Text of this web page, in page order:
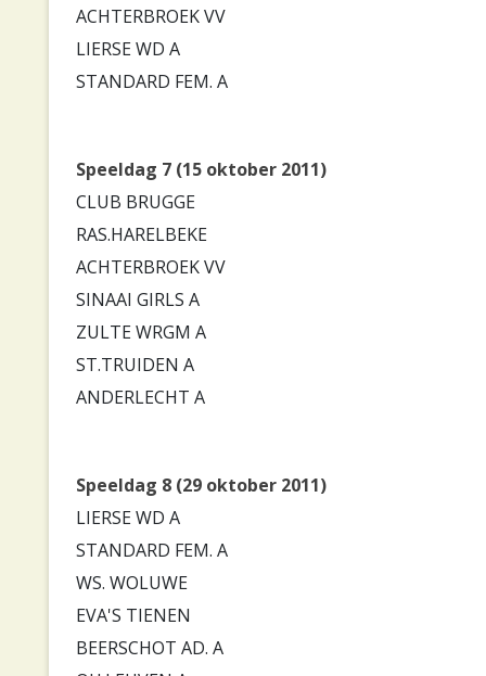
ACHTERBROEK VV
LIERSE WD A
STANDARD FEM. A
Speeldag 7 (15 oktober 2011)
CLUB BRUGGE
RAS.HARELBEKE
ACHTERBROEK VV
SINAAI GIRLS A
ZULTE WRGM A
ST.TRUIDEN A
ANDERLECHT A
Speeldag 8 (29 oktober 2011)
LIERSE WD A
STANDARD FEM. A
WS. WOLUWE
EVA'S TIENEN
BEERSCHOT AD. A